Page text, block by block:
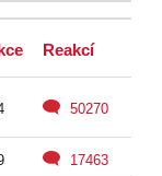
Reakcí
50270
17463